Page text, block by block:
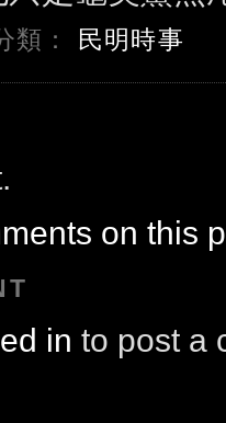
類： 民明時事
on this
in to post a